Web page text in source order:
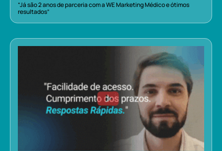
“Já são 2 anos de parceria com a WE Marketing Médico e ótimos
resultados”